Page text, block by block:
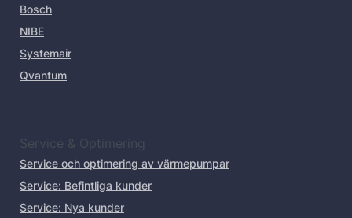
Bosch
NIBE
Systemair
Qvantum
Service & Optimering
Service och optimering av värmepumpar
Service: Befintliga kunder
Service: Nya kunder